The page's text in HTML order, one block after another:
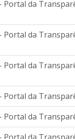
Portal da
Portal da
Portal da
Portal da
Portal da